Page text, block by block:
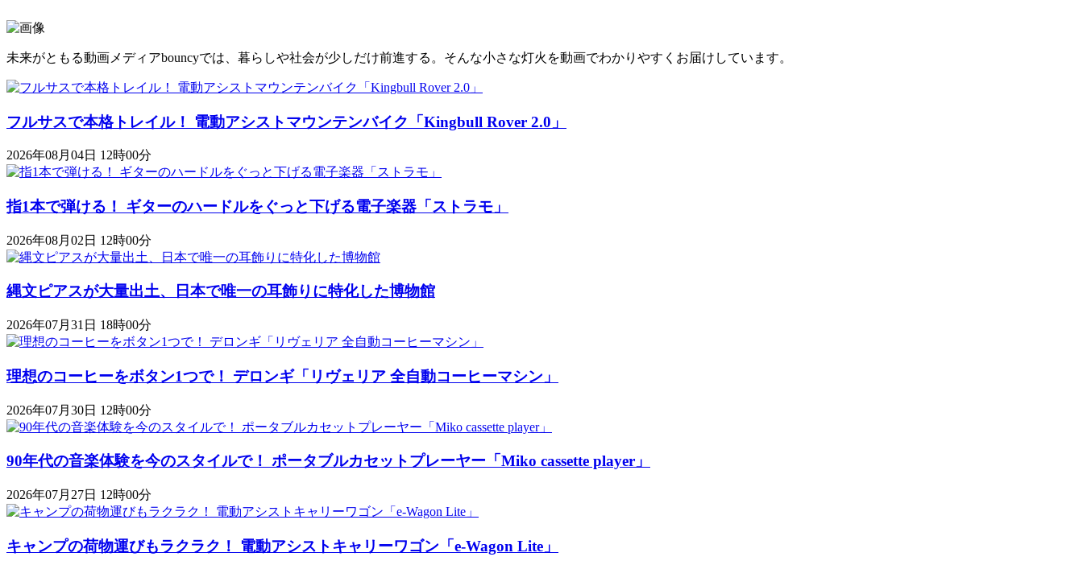
未来がともる動画メディアbouncyでは、暮らしや社会が少しだけ前進する。そんな小さな灯火を動画でわかりやすくお届けしています。
フルサスで本格トレイル！ 電動アシストマウンテンバイク「Kingbull Rover 2.0」
2026年08月04日 12時00分
指1本で弾ける！ ギターのハードルをぐっと下げる電子楽器「ストラモ」
2026年08月02日 12時00分
縄文ピアスが大量出土、日本で唯一の耳飾りに特化した博物館
2026年07月31日 18時00分
理想のコーヒーをボタン1つで！ デロンギ「リヴェリア 全自動コーヒーマシン」
2026年07月30日 12時00分
90年代の音楽体験を今のスタイルで！ ポータブルカセットプレーヤー「Miko cassette player」
2026年07月27日 12時00分
キャンプの荷物運びもラクラク！ 電動アシストキャリーワゴン「​​e-Wagon Lite」